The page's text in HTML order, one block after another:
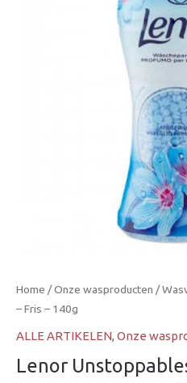
Home /Onze wasproducten /
– Fris – 140g
ALLE ARTIKELEN, Onze
Lenor